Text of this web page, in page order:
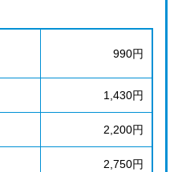
990円
1,430円
2,200円
2,750円